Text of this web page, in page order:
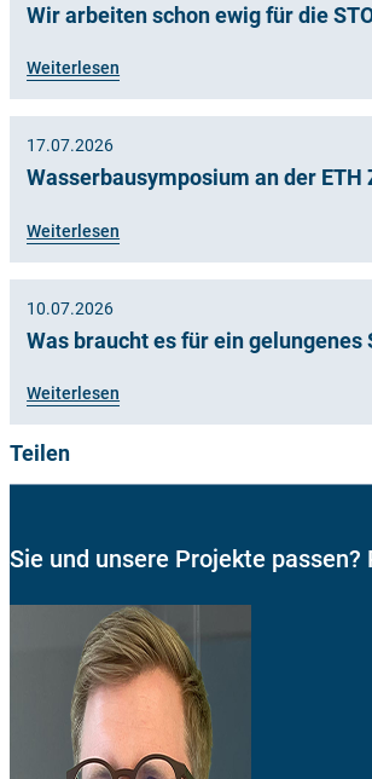
Wir arbeiten schon ewig für die
Weiterlesen
17.07.2026
Wasserbausymposium an der ETH
Weiterlesen
10.07.2026
Was braucht es für ein gelungenes
Weiterlesen
Teilen
Sie und unsere Projekte passen?